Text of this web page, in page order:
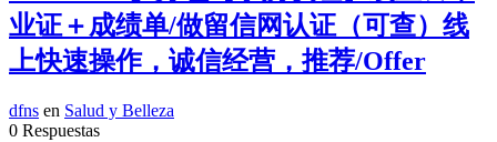
业证＋成绩单/做留信网认证（可查）线
上快速操作，诚信经营，推荐/Offer
dfns en Salud y Belleza
0 Respuestas